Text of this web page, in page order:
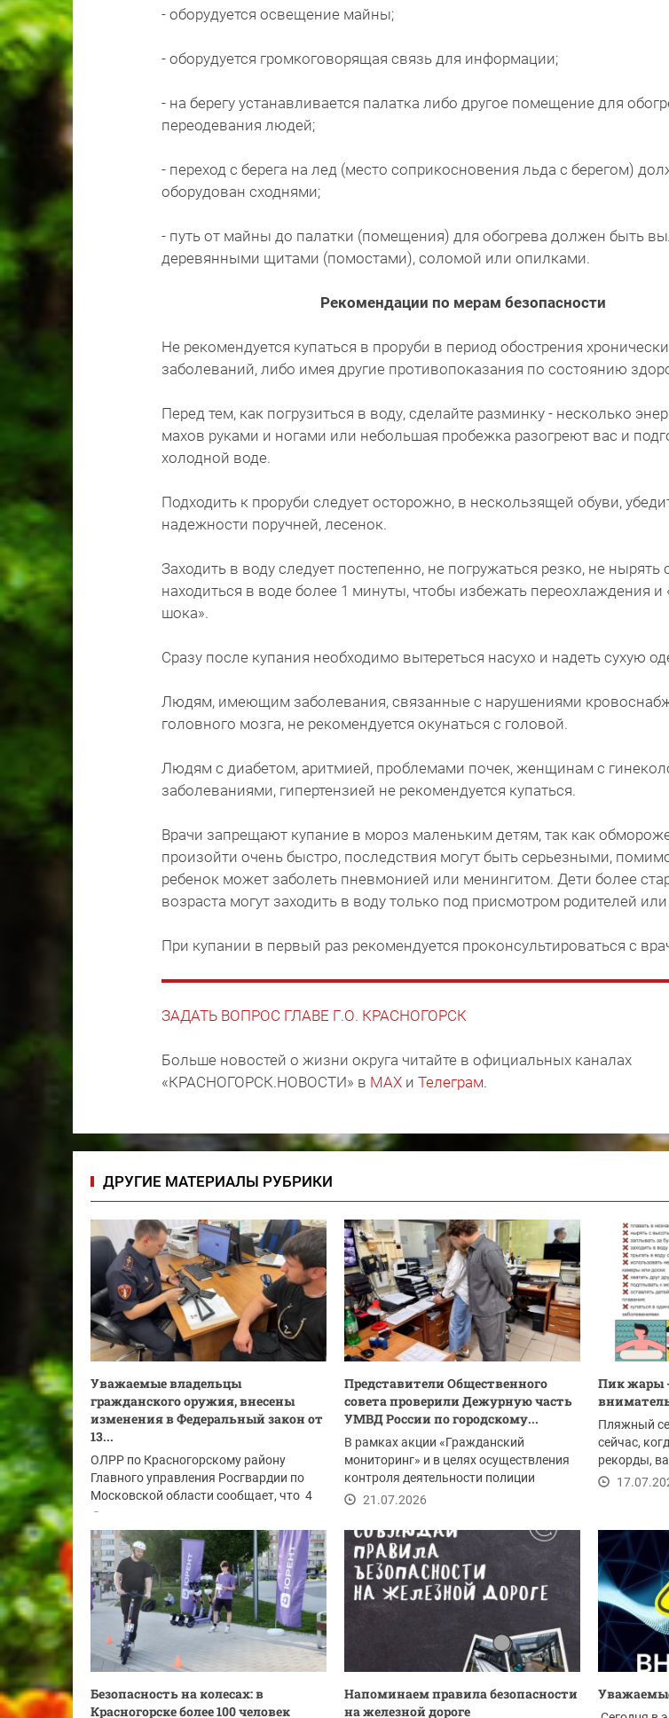
- оборудуется освещение майны;
- оборудуется громкоговорящая связь для информации;
- на берегу устанавливается палатка либо другое помещение для
переодевания людей;
- переход с берега на лед (место соприкосновения льда с берегом)
оборудован сходнями;
- путь от майны до палатки (помещения) для обогрева должен быть
деревянными щитами (помостами), соломой или опилками.
Рекомендации по мерам безопасности
Не рекомендуется купаться в проруби в период обострения
заболеваний, либо имея другие противопоказания по состоянию
Перед тем, как погрузиться в воду, сделайте разминку - несколько
махов руками и ногами или небольшая пробежка разогреют вас и
холодной воде.
Подходить к проруби следует осторожно, в нескользящей обуви,
надежности поручней, лесенок.
Заходить в воду следует постепенно, не погружаться резко, не нырять
находиться в воде более 1 минуты, чтобы избежать переохлаждения и
шока».
Сразу после купания необходимо вытереться насухо и надеть сухую
Людям, имеющим заболевания, связанные с нарушениями
головного мозга, не рекомендуется окунаться с головой.
Людям с диабетом, аритмией, проблемами почек, женщинам с
заболеваниями, гипертензией не рекомендуется купаться.
Врачи запрещают купание в мороз маленьким детям, так как
произойти очень быстро, последствия могут быть серьезными,
ребенок может заболеть пневмонией или менингитом. Дети более
возраста могут заходить в воду только под присмотром родителей
При купании в первый раз рекомендуется проконсультироваться с
ЗАДАТЬ ВОПРОС ГЛАВЕ Г.О. КРАСНОГОРСК
Больше новостей о жизни округа читайте в официальных каналах
«КРАСНОГОРСК.НОВОСТИ» в MAX и Телеграм.
ДРУГИЕ МАТЕРИАЛЫ РУБРИКИ
Уважаемые владельцы
гражданского оружия, внесены
изменения в Федеральный закон от
13...
ОЛРР по Красногорскому району
Главного управления Росгвардии по
Московской области сообщает, что 4
июля 2026 года...
Представители Общественного
совета проверили Дежурную часть
УМВД России по городскому...
В рамках акции «Гражданский
мониторинг» и в целях осуществления
контроля деятельности полиции
представители...
21.07.2026
Пик жары
Пляжный
сейчас,
рекорды,
Безопасность на колесах: в
Красногорске более 100 человек
Напоминаем правила безопасности
на железной дороге